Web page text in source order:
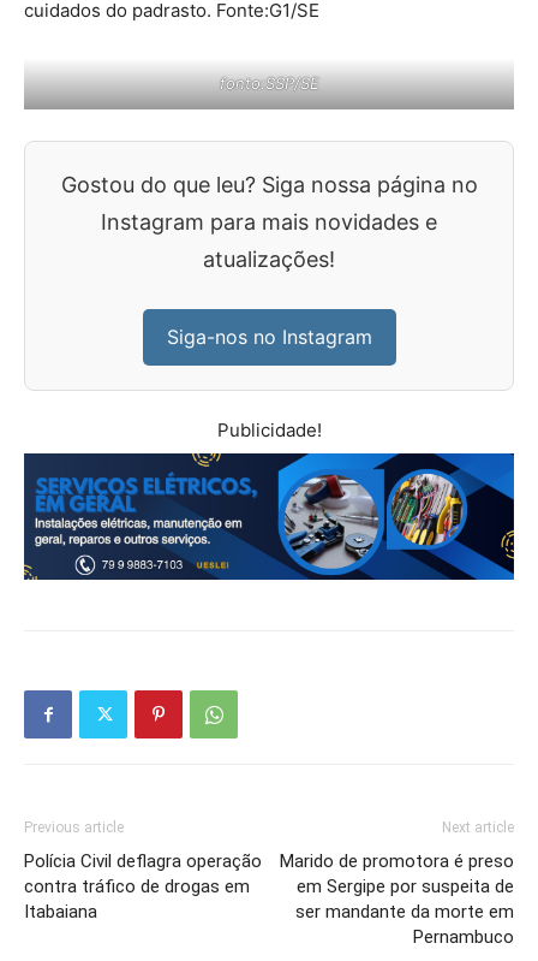
cuidados do padrasto. Fonte:G1/SE
fonto:SSP/SE
Gostou do que leu? Siga nossa página no
Instagram para mais novidades e
atualizações!
Siga-nos no Instagram
Publicidade!
Previous article
Polícia Civil deflagra operação
contra tráfico de drogas em
Itabaiana
Next article
Marido de promotora é preso
em Sergipe por suspeita de
ser mandante da morte em
Pernambuco